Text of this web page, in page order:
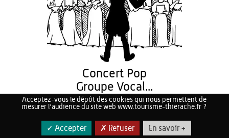
Concert Pop
Groupe Vocal...
21/08/2026
AUBENTON
Acceptez-vous le dépôt des cookies qui nous permettent de
mesurer l'audience du site web www.tourisme-thierache.fr ?
✓ Accepter ✗ Refuser En savoir +